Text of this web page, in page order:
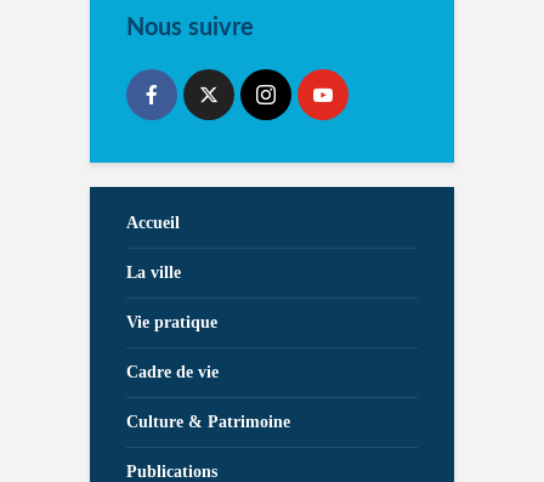
Nous suivre
Accueil
La ville
Vie pratique
Cadre de vie
Culture & Patrimoine
Publications